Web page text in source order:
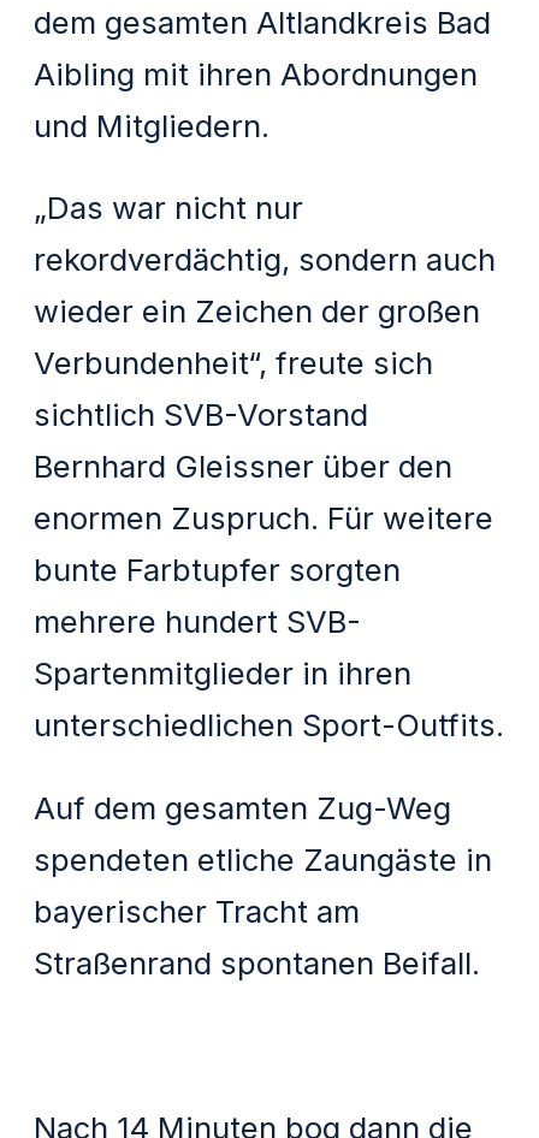
dem gesamten Altlandkreis Bad
Aibling mit ihren Abordnungen
und Mitgliedern.
„Das war nicht nur
rekordverdächtig, sondern auch
wieder ein Zeichen der großen
Verbundenheit“, freute sich
sichtlich SVB-Vorstand
Bernhard Gleissner über den
enormen Zuspruch. Für weitere
bunte Farbtupfer sorgten
mehrere hundert SVB-
Spartenmitglieder in ihren
unterschiedlichen Sport-Outfits.
Auf dem gesamten Zug-Weg
spendeten etliche Zaungäste in
bayerischer Tracht am
Straßenrand spontanen Beifall.
Nach 14 Minuten bog dann die